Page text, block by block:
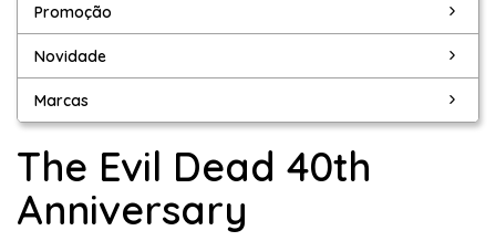
Promoção
Novidade
Marcas
The Evil Dead 40th
Anniversary